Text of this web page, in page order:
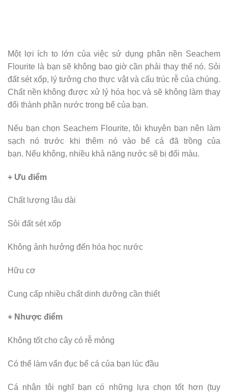
Một lợi ích to lớn của việc sử dụng phân nền Seachem
Flourite là bạn sẽ không bao giờ cần phải thay thế nó. Sỏi
đất sét xốp, lý tưởng cho thực vật và cấu trúc rễ của chúng.
Chất nền không được xử lý hóa học và sẽ không làm thay
đổi thành phần nước trong bể của bạn.
Nếu bạn chọn Seachem Flourite, tôi khuyên bạn nên làm
sạch nó trước khi thêm nó vào bể cá đã trồng của
bạn. Nếu không, nhiều khả năng nước sẽ bị đổi màu.
+ Ưu điểm
Chất lượng lâu dài
Sỏi đất sét xốp
Không ảnh hưởng đến hóa học nước
Hữu cơ
Cung cấp nhiều chất dinh dưỡng cần thiết
+ Nhược điểm
Không tốt cho cây có rễ mỏng
Có thể làm vẩn đục bể cá của bạn lúc đầu
Cá nhân tôi nghĩ bạn có những lựa chọn tốt hơn (tuy